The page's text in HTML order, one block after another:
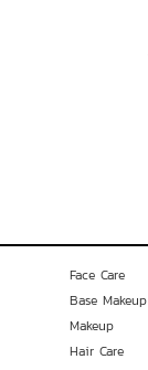
Face Care
Base Makeup
Makeup
Hair Care